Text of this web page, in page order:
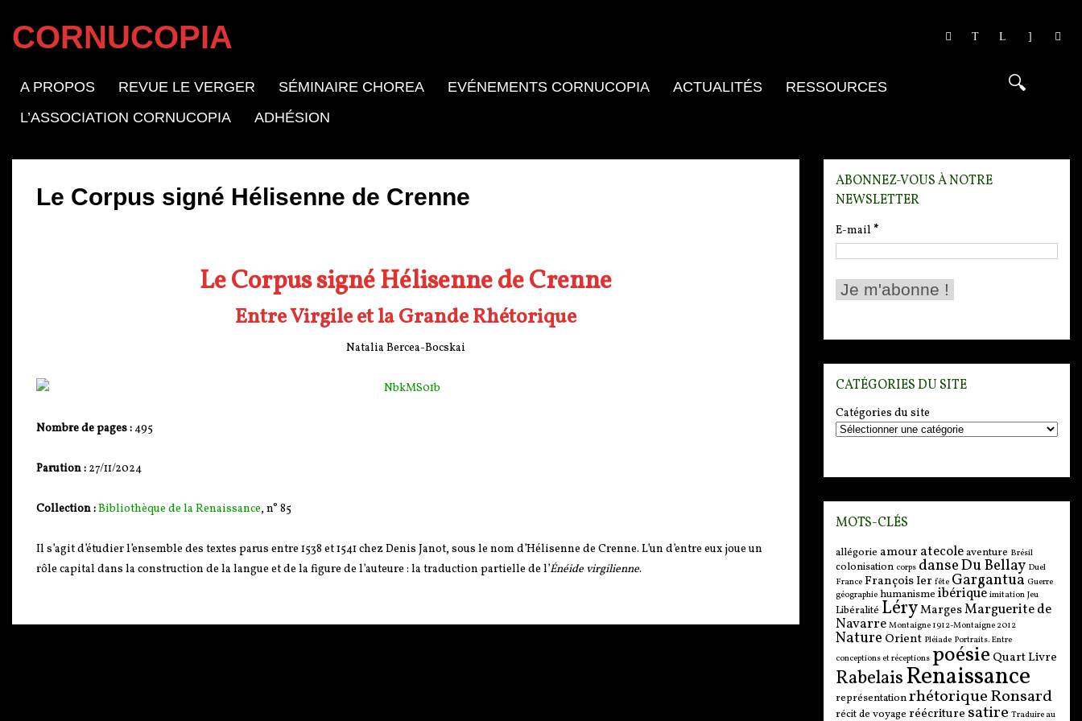
CORNUCOPIA
A PROPOS REVUE LE VERGER SÉMINAIRE CHOREA EVÉNEMENTS CORNUCOPIA ACTUALITÉS
RESSOURCES
L’ASSOCIATION CORNUCOPIA
ADHÉSION
Le Corpus signé Hélisenne de Crenne
Le Corpus signé Hélisenne de Crenne
Entre Virgile et la Grande Rhétorique
Natalia Bercea-Bocskai
Nombre de pages :495
Parution : 27/11/2024
Collection :Bibliothèque de la Renaissance, n° 85
Il s’agit d’étudier l’ensemble des textes parus entre 1538 et 1541 chez Denis Janot, sous le nom d’Hélisenne de Crenne. L’un d’entre eux joue un
rôle capital dans la construction de la langue et de la figure de l’auteure : la traduction partielle de l’Énéide virgilienne.
ABONNEZ-VOUS À NOTRE
NEWSLETTER
E-mail *
CATÉGORIES DU SITE
Catégories du site
MOTS-CLÉS
allégorie amour atecoleaventure Brésil
colonisation corps danseDu Bellay Duel
France François Ier fête Gargantua Guerre
géographie humanisme ibérique imitation Jeu
Libéralité LéryMargesMarguerite de
Navarre Montaigne 1912-Montaigne 2012
Nature Orient Pléiade Portraits. Entre
conceptions et réceptions poésie Quart Livre
RabelaisRenaissance
représentationrhétoriqueRonsard
récit de voyage réécriture satire Traduire au